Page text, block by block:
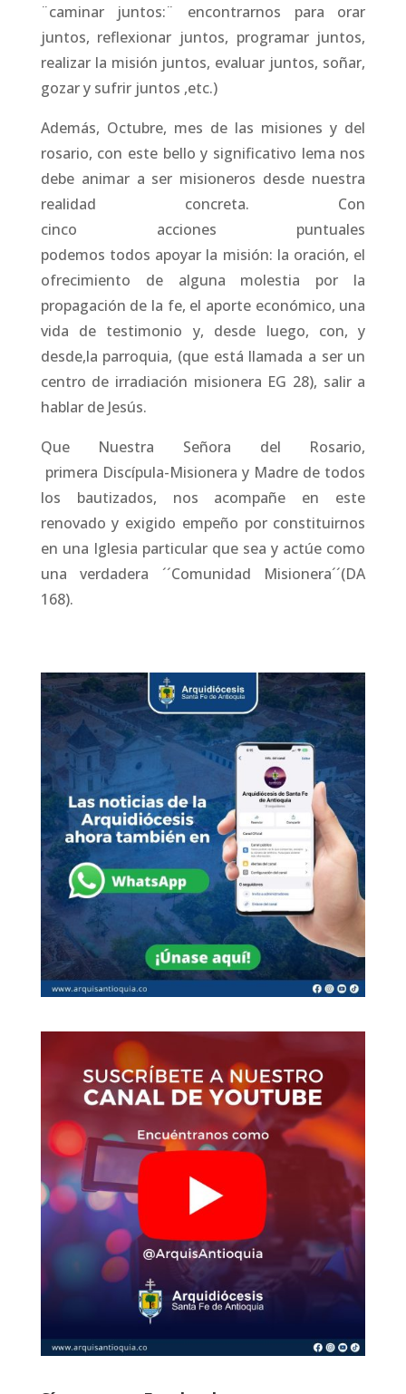
¨caminar juntos:¨ encontrarnos para orar
juntos, reflexionar juntos, programar juntos,
realizar la misión juntos, evaluar juntos, soñar,
gozar y sufrir juntos ,etc.)
Además, Octubre, mes de las misiones y del
rosario, con este bello y significativo lema nos
debe animar a ser misioneros desde nuestra
realidad concreta. Con
cinco acciones puntuales
podemos todos apoyar la misión: la oración, el
ofrecimiento de alguna molestia por la
propagación de la fe, el aporte económico, una
vida de testimonio y, desde luego, con, y
desde,la parroquia, (que está llamada a ser un
centro de irradiación misionera EG 28), salir a
hablar de Jesús.
Que Nuestra Señora del Rosario,
primera Discípula-Misionera y Madre de todos
los bautizados, nos acompañe en este
renovado y exigido empeño por constituirnos
en una Iglesia particular que sea y actúe como
una verdadera ´´Comunidad Misionera´´(DA
168).